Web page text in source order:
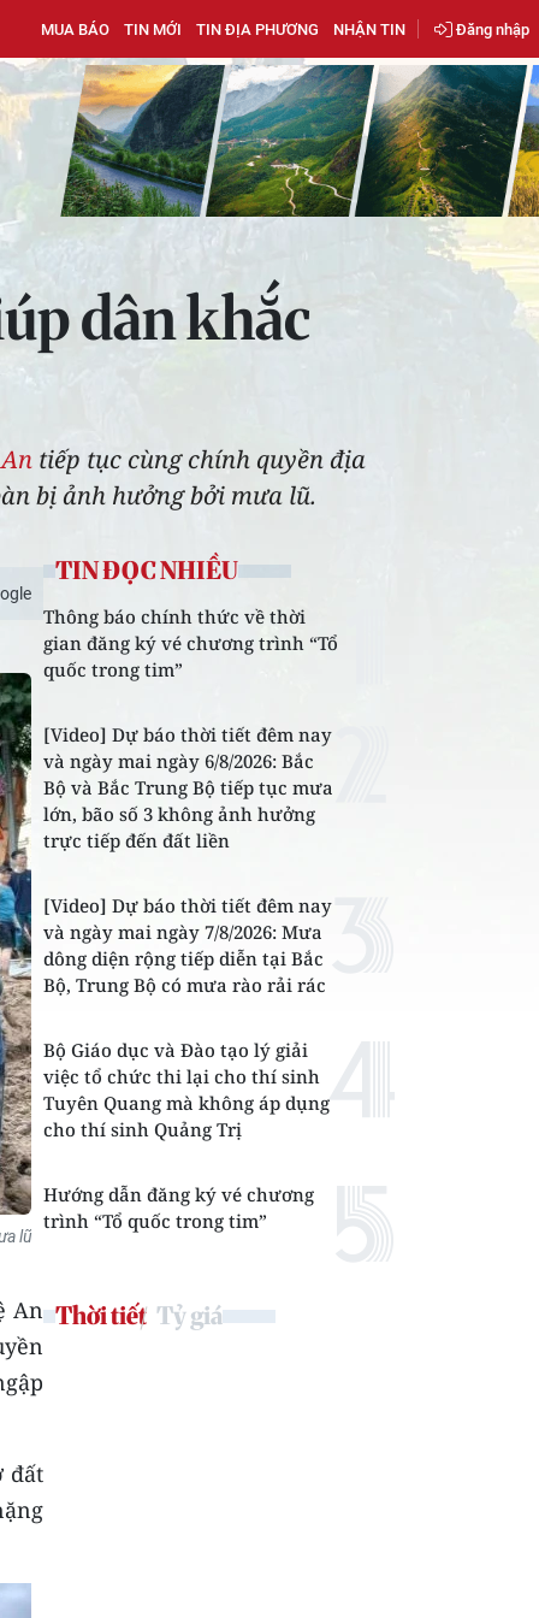
MUA BÁO TIN MỚI TIN ĐỊA PHƯƠNG NHẬN TIN Đăng nhập
dân khắc
tiếp tục cùng chính quyền địa
bị ảnh hưởng bởi mưa lũ.
lũ
An
đất
TIN ĐỌC NHIỀU
Thông báo chính thức về thời
gian đăng ký vé chương trình “Tổ
quốc trong tim”
[Video] Dự báo thời tiết đêm nay
và ngày mai ngày 6/8/2026: Bắc
Bộ và Bắc Trung Bộ tiếp tục mưa
lớn, bão số 3 không ảnh hưởng
trực tiếp đến đất liền
[Video] Dự báo thời tiết đêm nay
và ngày mai ngày 7/8/2026: Mưa
dông diện rộng tiếp diễn tại Bắc
Bộ, Trung Bộ có mưa rào rải rác
Bộ Giáo dục và Đào tạo lý giải
việc tổ chức thi lại cho thí sinh
Tuyên Quang mà không áp dụng
cho thí sinh Quảng Trị
Hướng dẫn đăng ký vé chương
trình “Tổ quốc trong tim”
Thời tiết Tỷ giá